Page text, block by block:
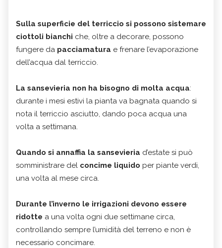
Sulla superficie del terriccio si possono sistemare
ciottoli bianchi che, oltre a decorare, possono
fungere da pacciamatura e frenare l’evaporazione
dell’acqua dal terriccio.
La sansevieria non ha bisogno di molta acqua:
durante i mesi estivi la pianta va bagnata quando si
nota il terriccio asciutto, dando poca acqua una
volta a settimana.
Quando si annaffia la sansevieria d’estate si può
somministrare del concime liquido per piante verdi,
una volta al mese circa.
Durante l’inverno le irrigazioni devono essere
ridotte a una volta ogni due settimane circa,
controllando sempre l’umidità del terreno e non è
necessario concimare.